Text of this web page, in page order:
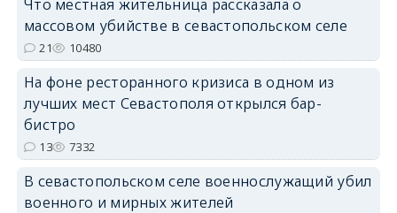
Что местная жительница рассказала о
массовом убийстве в севастопольском селе
21 10480
На фоне ресторанного кризиса в одном из
лучших мест Севастополя открылся бар-
бистро
13 7332
В севастопольском селе военнослужащий убил
военного и мирных жителей